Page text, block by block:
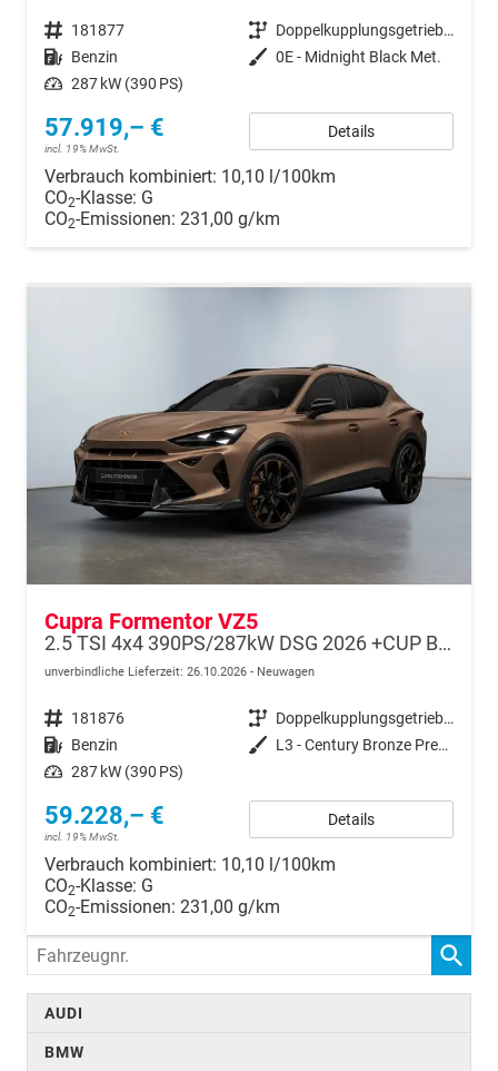
Fahrzeugnr. 181877 Getriebe
Doppelkupplungsgetriebe (DSG)
Kraftstoff Benzin Außenfarbe 0E - Midnight Black Met.
Leistung 287 kW (390 PS)
57.919,– €
incl. 19% MwSt.
Details
Verbrauch kombiniert: 10,10 l/100km
CO2-Klasse: G
CO2-Emissionen: 231,00 g/km
Cupra Formentor VZ5
2.5 TSI 4x4 390PS/287kW DSG 2026 +CUP BUCKET+PANO+3J.Garantie+360+MATRIX
unverbindliche Lieferzeit: 26.10.2026 Neuwagen
Fahrzeugnr. 181876 Getriebe
Doppelkupplungsgetriebe (DSG)
Kraftstoff Benzin Außenfarbe
L3 - Century Bronze Premium Matt-Lackierung
Leistung 287 kW (390 PS)
59.228,– €
incl. 19% MwSt.
Details
Verbrauch kombiniert: 10,10 l/100km
CO2-Klasse: G
CO2-Emissionen: 231,00 g/km
Fahrzeugnr.
AUDI
BMW